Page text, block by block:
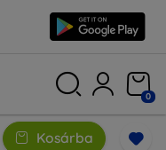
0
Kosárba